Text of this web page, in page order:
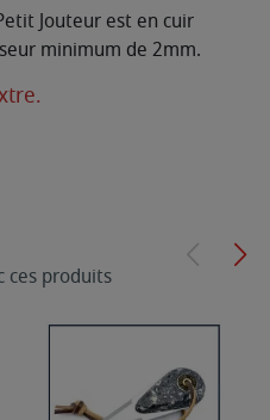
Jouteur est en cuir
minimum de 2mm.
ces produits